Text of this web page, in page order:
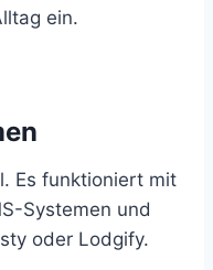
ein.
Es funktioniert mit
Systemen und
oder Lodgify.